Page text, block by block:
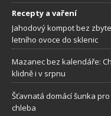
Recepty a vaření
Jahodový kompot bez
letního ovoce do sklenic
Mazanec bez kalendáře:
klidně i v srpnu
Šťavnatá domácí šunka
chleba